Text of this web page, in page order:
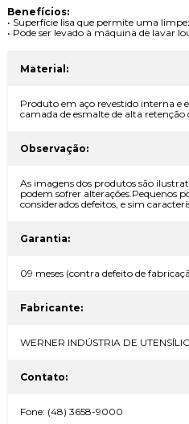
Benefícios:
• Superfície lisa que permite uma
• Pode ser levado à máquina de lavar
Material:
Produto em aço revestido interna e
camada de esmalte de alta retenção
Observação:
As imagens dos produtos são
podem sofrer alterações.Pequenos
considerados defeitos, e sim
Garantia:
09 meses (contra defeito de
Fabricante:
WERNER INDÚSTRIA DE
Contato:
Fone: (48) 3658-9000